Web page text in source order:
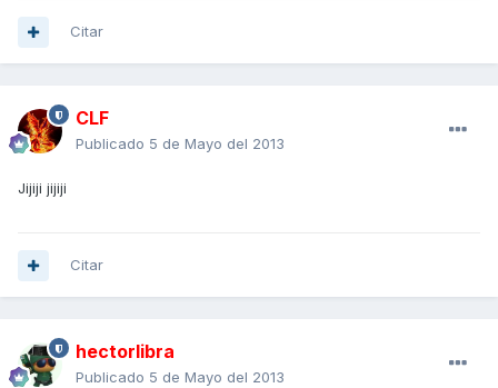
Citar
CLF
Publicado 5 de Mayo del 2013
Jijiji jijiji
Citar
hectorlibra
Publicado 5 de Mayo del 2013